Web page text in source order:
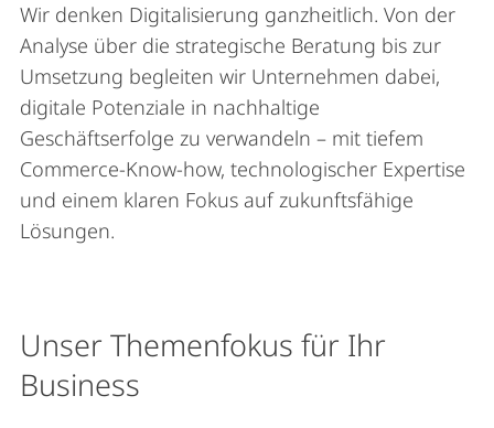
Wir denken Digitalisierung ganzheitlich. Von der
Analyse über die strategische Beratung bis zur
Umsetzung begleiten wir Unternehmen dabei,
digitale Potenziale in nachhaltige
Geschäftserfolge zu verwandeln – mit tiefem
Commerce-Know-how, technologischer Expertise
und einem klaren Fokus auf zukunftsfähige
Lösungen.
Unser Themenfokus für Ihr
Business